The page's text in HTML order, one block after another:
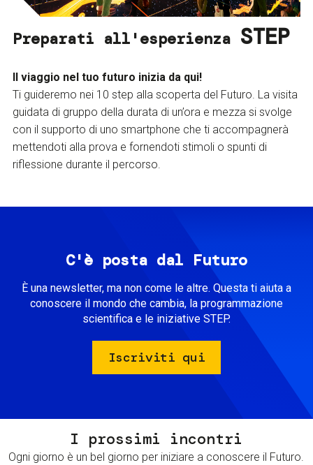
Preparati all'esperienza STEP
Il viaggio nel tuo futuro inizia da qui!
Ti guideremo nei 10 step alla scoperta del Futuro. La visita
guidata di gruppo della durata di un’ora e mezza si svolge
con il supporto di uno smartphone che ti accompagnerà
mettendoti alla prova e fornendoti stimoli o spunti di
riflessione durante il percorso.
C'è posta dal Futuro
È una newsletter, ma non come le altre. Questa ti aiuta a
conoscere il mondo che cambia, la programmazione
scientifica e le iniziative STEP.
Iscriviti qui
I prossimi incontri
Ogni giorno è un bel giorno per iniziare a conoscere il Futuro.